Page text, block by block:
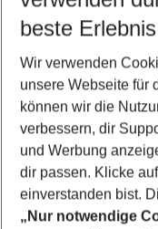
2 Erwachsene
beste
Wir verwenden
unsere Webseite für
können wir die
verbessern, dir
und Werbung
dir passen. Klicke auf
einverstanden bist.
„Nur notwendige